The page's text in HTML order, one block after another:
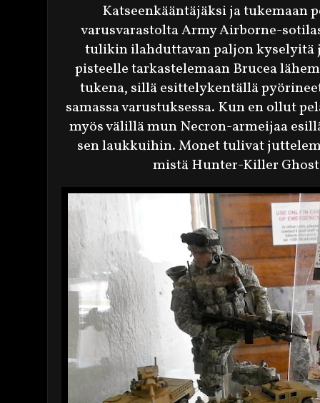
Katseenkääntäjäksi ja tukemaan
varusvarastolta Army Airborne-
tulikin ilahduttavan paljon kyselyitä
pisteelle tarkastelemaan Brucea
tukena, sillä esittelykentällä
samassa varustuksessa. Kun en ollut
myös välillä mun Necron-armeijaa
sen laukkuihin. Monet tulivat
mistä Hunter-Killer